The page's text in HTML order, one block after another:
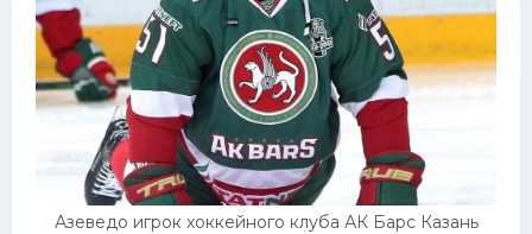
Азеведо игрок хоккейного клуба АК Барс Казань